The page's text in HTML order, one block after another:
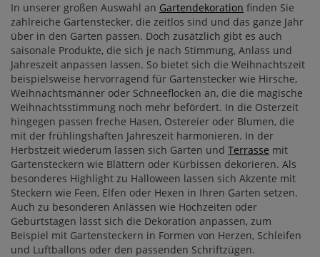
In unserer großen Auswahl an Gartendekoration finden Sie
zahlreiche Gartenstecker, die zeitlos sind und das ganze Jahr
über in den Garten passen. Doch zusätzlich gibt es auch
saisonale Produkte, die sich je nach Stimmung, Anlass und
Jahreszeit anpassen lassen. So bietet sich die Weihnachtszeit
beispielsweise hervorragend für Gartenstecker wie Hirsche,
Weihnachtsmänner oder Schneeflocken an, die die magische
Weihnachtsstimmung noch mehr befördert. In die Osterzeit
hingegen passen freche Hasen, Ostereier oder Blumen, die
mit der frühlingshaften Jahreszeit harmonieren. In der
Herbstzeit wiederum lassen sich Garten und Terrasse mit
Gartensteckern wie Blättern oder Kürbissen dekorieren. Als
besonderes Highlight zu Halloween lassen sich Akzente mit
Steckern wie Feen, Elfen oder Hexen in Ihren Garten setzen.
Auch zu besonderen Anlässen wie Hochzeiten oder
Geburtstagen lässt sich die Dekoration anpassen, zum
Beispiel mit Gartensteckern in Formen von Herzen, Schleifen
und Luftballons oder den passenden Schriftzügen.